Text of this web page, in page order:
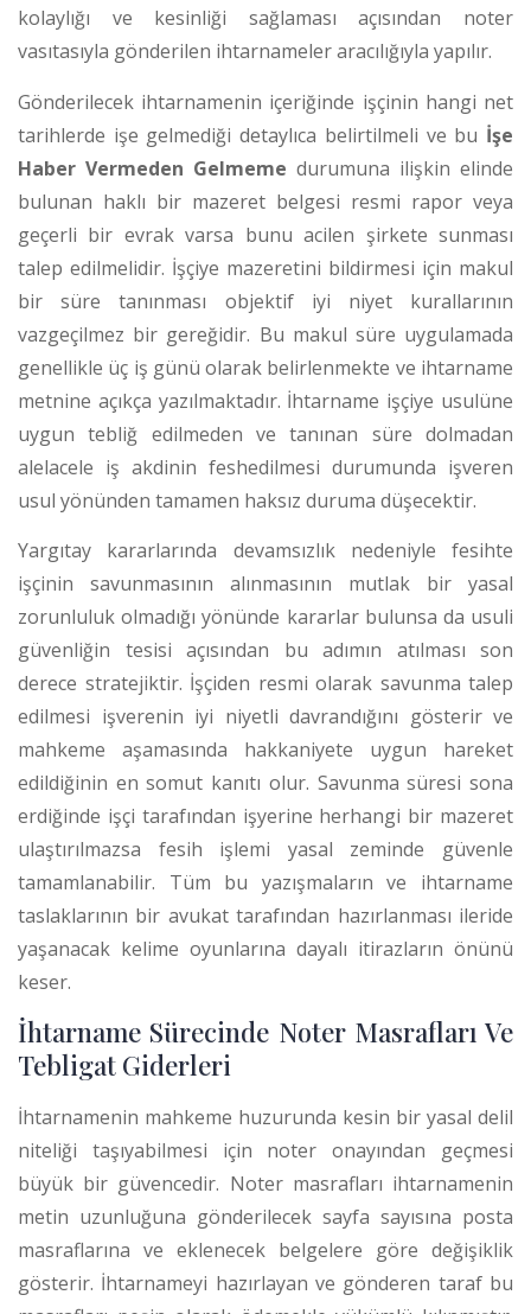
kolaylığı ve kesinliği sağlaması açısından noter
vasıtasıyla gönderilen ihtarnameler aracılığıyla yapılır.
Gönderilecek ihtarnamenin içeriğinde işçinin hangi net
tarihlerde işe gelmediği detaylıca belirtilmeli ve bu İşe
Haber Vermeden Gelmeme durumuna ilişkin elinde
bulunan haklı bir mazeret belgesi resmi rapor veya
geçerli bir evrak varsa bunu acilen şirkete sunması
talep edilmelidir. İşçiye mazeretini bildirmesi için makul
bir süre tanınması objektif iyi niyet kurallarının
vazgeçilmez bir gereğidir. Bu makul süre uygulamada
genellikle üç iş günü olarak belirlenmekte ve ihtarname
metnine açıkça yazılmaktadır. İhtarname işçiye usulüne
uygun tebliğ edilmeden ve tanınan süre dolmadan
alelacele iş akdinin feshedilmesi durumunda işveren
usul yönünden tamamen haksız duruma düşecektir.
Yargıtay kararlarında devamsızlık nedeniyle fesihte
işçinin savunmasının alınmasının mutlak bir yasal
zorunluluk olmadığı yönünde kararlar bulunsa da usuli
güvenliğin tesisi açısından bu adımın atılması son
derece stratejiktir. İşçiden resmi olarak savunma talep
edilmesi işverenin iyi niyetli davrandığını gösterir ve
mahkeme aşamasında hakkaniyete uygun hareket
edildiğinin en somut kanıtı olur. Savunma süresi sona
erdiğinde işçi tarafından işyerine herhangi bir mazeret
ulaştırılmazsa fesih işlemi yasal zeminde güvenle
tamamlanabilir. Tüm bu yazışmaların ve ihtarname
taslaklarının bir avukat tarafından hazırlanması ileride
yaşanacak kelime oyunlarına dayalı itirazların önünü
keser.
İhtarname Sürecinde Noter Masrafları Ve
Tebligat Giderleri
İhtarnamenin mahkeme huzurunda kesin bir yasal delil
niteliği taşıyabilmesi için noter onayından geçmesi
büyük bir güvencedir. Noter masrafları ihtarnamenin
metin uzunluğuna gönderilecek sayfa sayısına posta
masraflarına ve eklenecek belgelere göre değişiklik
gösterir. İhtarnameyi hazırlayan ve gönderen taraf bu